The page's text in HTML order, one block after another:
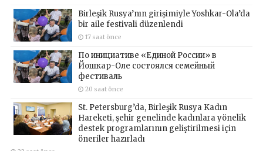
Birleşik Rusya’nın girişimiyle Yoshkar-Ola’da
bir aile festivali düzenlendi
17 saat önce
По инициативе «Единой России» в
Йошкар-Оле состоялся семейный
фестиваль
20 saat önce
St. Petersburg’da, Birleşik Rusya Kadın
Hareketi, şehir genelinde kadınlara yönelik
destek programlarının geliştirilmesi için
öneriler hazırladı